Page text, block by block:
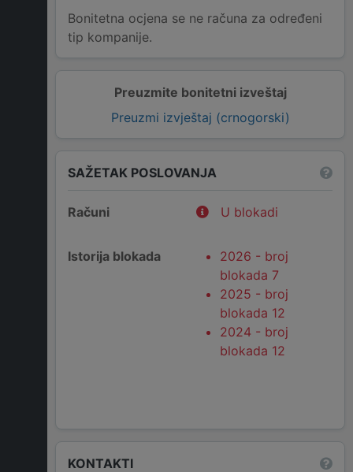
Preuzmite bonitetni izveštaj
Preuzmi izvještaj (crnogorski)
Bonitetna ocjena se ne računa za određeni
tip kompanije.
SAŽETAK POSLOVANJA
Računi U blokadi
Istorija blokada
2026 - broj
blokada 7
2025 - broj
blokada 12
2024 - broj
blokada 12
KONTAKTI